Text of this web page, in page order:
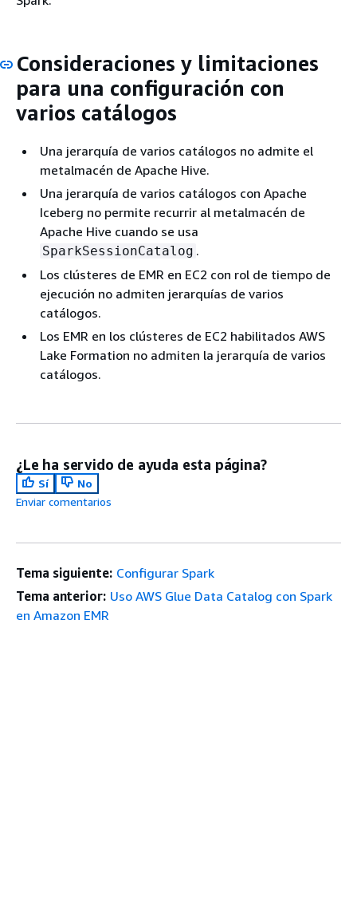
Consideraciones y limitaciones
para una configuración con
varios catálogos
Una jerarquía de varios catálogos no admite el
metalmacén de Apache Hive.
Una jerarquía de varios catálogos con Apache
Iceberg no permite recurrir al metalmacén de
Apache Hive cuando se usa
SparkSessionCatalog .
Los clústeres de EMR en EC2 con rol de tiempo de
ejecución no admiten jerarquías de varios
catálogos.
Los EMR en los clústeres de EC2 habilitados AWS
Lake Formation no admiten la jerarquía de varios
catálogos.
¿Le ha servido de ayuda esta página?
Sí
No
Enviar comentarios
Tema siguiente: Configurar Spark
Tema anterior: Uso AWS Glue Data Catalog con Spark
en Amazon EMR